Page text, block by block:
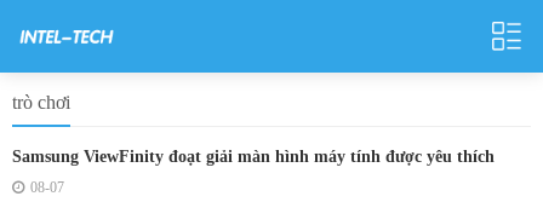
trò chơi
Samsung ViewFinity đoạt giải màn hình máy tính được yêu thích
08-07